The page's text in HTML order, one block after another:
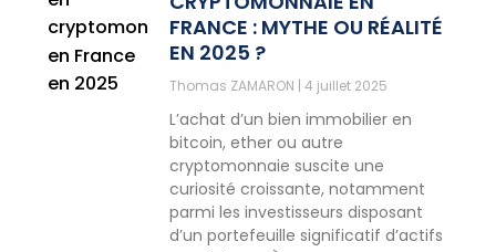
FRANCE : MYTHE OU RÉALITÉ
EN 2025 ?
Thomas ZAMARON 4 juillet 2025
L’achat d’un bien immobilier en
bitcoin, ether ou autre
cryptomonnaie suscite une
curiosité croissante, notamment
parmi les investisseurs disposant
d’un portefeuille significatif d’actifs